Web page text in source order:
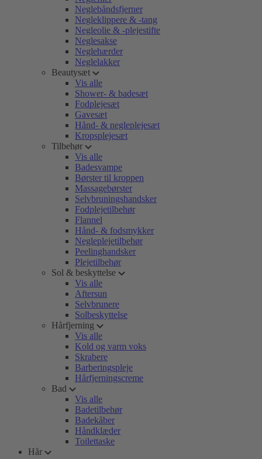
Neglebåndsfjerner
Negleklippere & -tang
Negleolie & -plejestifte
Neglesakse
Neglehærder
Neglelakker
Beautysæt
Vis alle
Shower- & badesæt
Fodplejesæt
Gavesæt
Hånd- & negleplejesæt
Kropsplejesæt
Tilbehør
Vis alle
Badesvampe
Børster til kroppen
Massagebørster
Selvbruningshandsker
Fodplejetilbehør
Flannel
Hånd- & fodsmykker
Negleplejetilbehør
Peelinghandsker
Plejetilbehør
Sol & beskyttelse
Vis alle
Aftersun
Selvbrunere
Solbeskyttelse
Hårfjerning
Vis alle
Kold og varm voks
Skrabere
Barberingspleje
Hårfjerningscreme
Bad
Vis alle
Badetilbehør
Badekåber
Håndklæder
Toilettaske
Hår